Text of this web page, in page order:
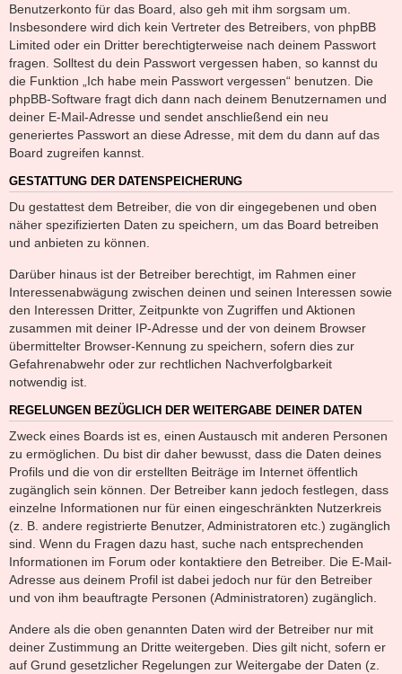
Benutzerkonto für das Board, also geh mit ihm sorgsam um.
Insbesondere wird dich kein Vertreter des Betreibers, von phpBB
Limited oder ein Dritter berechtigterweise nach deinem Passwort
fragen. Solltest du dein Passwort vergessen haben, so kannst du
die Funktion „Ich habe mein Passwort vergessen“ benutzen. Die
phpBB-Software fragt dich dann nach deinem Benutzernamen und
deiner E-Mail-Adresse und sendet anschließend ein neu
generiertes Passwort an diese Adresse, mit dem du dann auf das
Board zugreifen kannst.
GESTATTUNG DER DATENSPEICHERUNG
Du gestattest dem Betreiber, die von dir eingegebenen und oben
näher spezifizierten Daten zu speichern, um das Board betreiben
und anbieten zu können.
Darüber hinaus ist der Betreiber berechtigt, im Rahmen einer
Interessenabwägung zwischen deinen und seinen Interessen sowie
den Interessen Dritter, Zeitpunkte von Zugriffen und Aktionen
zusammen mit deiner IP-Adresse und der von deinem Browser
übermittelter Browser-Kennung zu speichern, sofern dies zur
Gefahrenabwehr oder zur rechtlichen Nachverfolgbarkeit
notwendig ist.
REGELUNGEN BEZÜGLICH DER WEITERGABE DEINER DATEN
Zweck eines Boards ist es, einen Austausch mit anderen Personen
zu ermöglichen. Du bist dir daher bewusst, dass die Daten deines
Profils und die von dir erstellten Beiträge im Internet öffentlich
zugänglich sein können. Der Betreiber kann jedoch festlegen, dass
einzelne Informationen nur für einen eingeschränkten Nutzerkreis
(z. B. andere registrierte Benutzer, Administratoren etc.) zugänglich
sind. Wenn du Fragen dazu hast, suche nach entsprechenden
Informationen im Forum oder kontaktiere den Betreiber. Die E-Mail-
Adresse aus deinem Profil ist dabei jedoch nur für den Betreiber
und von ihm beauftragte Personen (Administratoren) zugänglich.
Andere als die oben genannten Daten wird der Betreiber nur mit
deiner Zustimmung an Dritte weitergeben. Dies gilt nicht, sofern er
auf Grund gesetzlicher Regelungen zur Weitergabe der Daten (z.